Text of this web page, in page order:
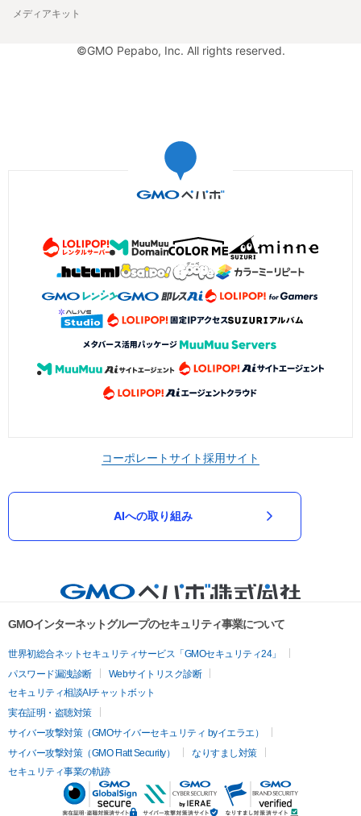
メディアキット
©GMO Pepabo, Inc. All rights reserved.
コーポレートサイト採用サイト
AIへの取り組み
GMOインターネットグループのセキュリティ事業について
世界初総合ネットセキュリティサービス「GMOセキュリティ24」
パスワード漏洩診断
Webサイトリスク診断
セキュリティ相談AIチャットボット
実在証明・盗聴対策
サイバー攻撃対策（GMOサイバーセキュリティ byイエラエ）
サイバー攻撃対策（GMO Flatt Security）
なりすまし対策
セキュリティ事業の軌跡